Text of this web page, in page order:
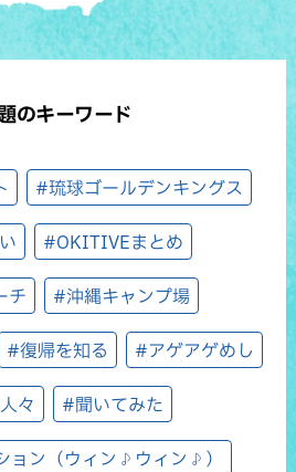
のキーワード
#琉球ゴールデンキングス
#OKITIVEまとめ
チ #沖縄キャンプ場
#復帰を知る #アゲアゲめし
々 #聞いてみた
ョン（ウィン♪ウィン♪）